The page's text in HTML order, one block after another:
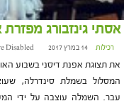
אסתי גינזבורג
רכילות 14 במרץ 2017 at 10:22 Disabled
את תצוגת אפנת דיסני בשבוע
המסלול בשמלת סינדרלה,